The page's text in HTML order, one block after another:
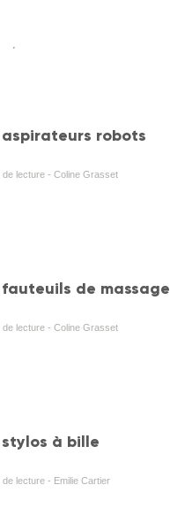
aspirateurs robots
lecture - Coline Grasset
de massage
lecture - Coline Grasset
à bille
lecture - Emilie Cartier